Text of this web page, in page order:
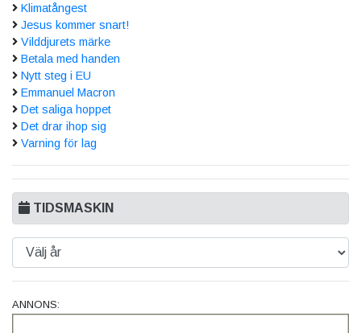
Klimatångest
Jesus kommer snart!
Vilddjurets märke
Betala med handen
Nytt steg i EU
Emmanuel Macron
Det saliga hoppet
Det drar ihop sig
Varning för lag
TIDSMASKIN
ANNONS: